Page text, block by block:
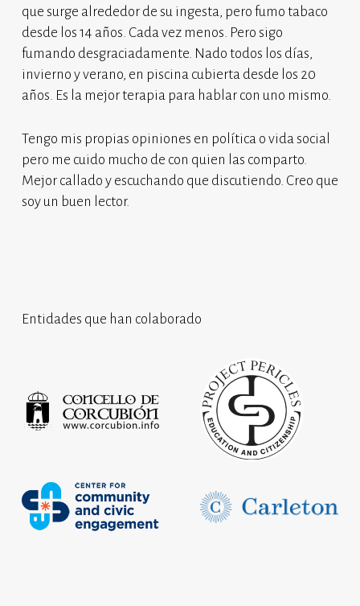
que surge alrededor de su ingesta, pero fumo tabaco
desde los 14 años. Cada vez menos. Pero sigo
fumando desgraciadamente. Nado todos los días,
invierno y verano, en piscina cubierta desde los 20
años. Es la mejor terapia para hablar con uno mismo.
Tengo mis propias opiniones en política o vida social
pero me cuido mucho de con quien las comparto.
Mejor callado y escuchando que discutiendo. Creo que
soy un buen lector.
Entidades que han colaborado